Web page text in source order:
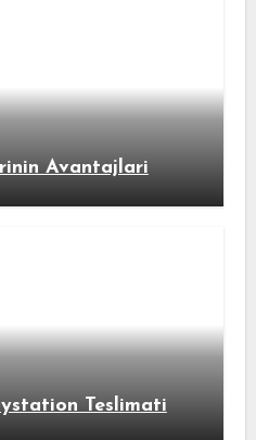
Avantajlari
Teslimati